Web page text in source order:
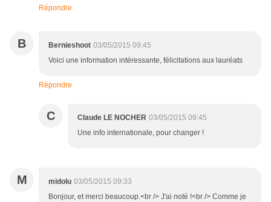
Répondre
B Bernieshoot 03/05/2015 09:45
Voici une information intéressante, félicitations aux lauréats
Répondre
C Claude LE NOCHER 03/05/2015 09:45
Une info internationale, pour changer !
M midolu 03/05/2015 09:33
Bonjour, et merci beaucoup.<br /> J'ai noté !<br /> Comme je